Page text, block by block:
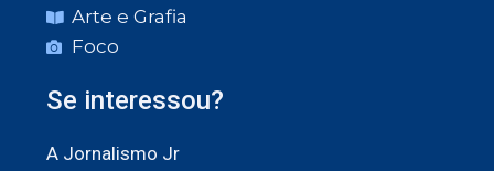
Arte e Grafia
Foco
Se interessou?
A Jornalismo Jr